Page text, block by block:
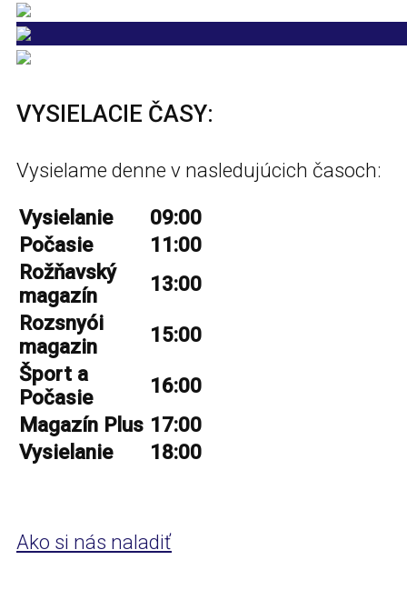
VYSIELACIE ČASY:
Vysielame denne v nasledujúcich časoch:
Vysielanie
09:00
Počasie
11:00
Rožňavský
magazín
13:00
Rozsnyói
magazin
15:00
Šport a
Počasie
16:00
Magazín Plus 17:00
Vysielanie
18:00
Ako si nás naladiť